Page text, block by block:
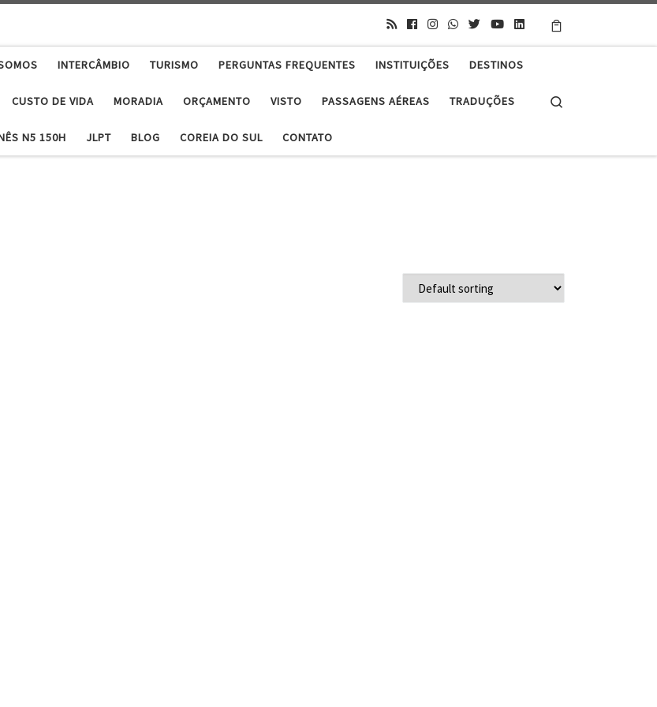
INTERCÂMBIO TURISMO PERGUNTAS FREQUENTES INSTITUIÇÕES DESTINOS
CUSTO DE VIDA MORADIA ORÇAMENTO VISTO PASSAGENS AÉREAS TRADUÇÕES
N5 150H JLPT BLOG COREIA DO SUL CONTATO